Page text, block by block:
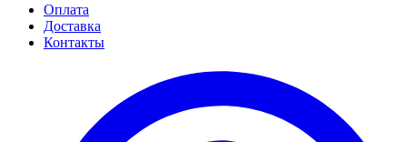
Оплата
Доставка
Контакты